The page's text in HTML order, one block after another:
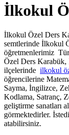
İlkokul
İlkokul Özel Ders
semtlerinde İlkokul
öğretmenlerimiz
Özel Ders Karabük,
ilçelerinde ilkokul
öğrencilerine
Sayma, İngilizce,
Kodlama, Satranç,
geliştirme sanatları
görmektedirler.
atabilirsiniz.